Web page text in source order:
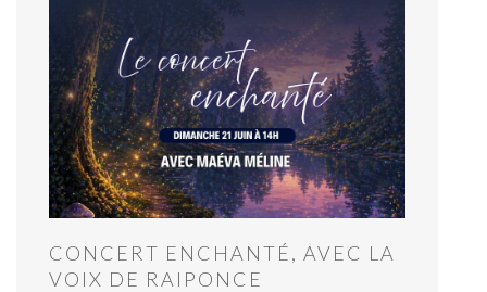
CONCERT ENCHANTÉ, AVEC LA
VOIX DE RAIPONCE